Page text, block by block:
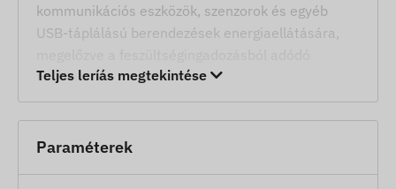
kommunikációs eszközök, szenzorok és egyéb
USB-táplálású berendezések energiaellátására,
hibákat.
Széles működési hőmérséklet-tartomány
-40°C és +85°C között üzembiztos, ezért kültéri,
Teljes leríás megtekintése
Paraméterek